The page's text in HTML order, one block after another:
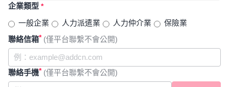
企業類型 *
一般企業 人力派遣業 人力仲介業
保險業
聯絡信箱* (僅平台聯繫不會公開)
聯絡手機* (僅平台聯繫不會公開)